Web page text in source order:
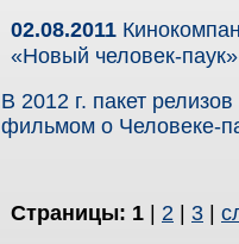
02.08.2011
«Новый человек-
В 2012 г. пакет
фильмом о Человеке-
Страницы: 1 | 2 | 3 |